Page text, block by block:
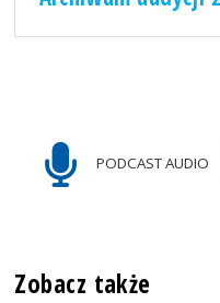
PODCAST AUDIO
Zobacz także